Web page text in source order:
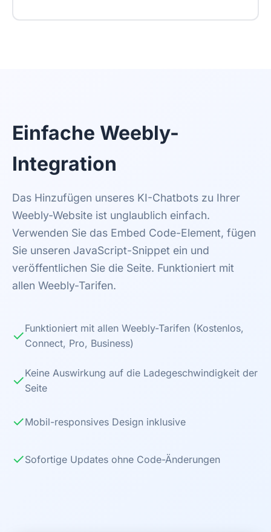
Einfache Weebly-
Integration
Das Hinzufügen unseres KI-Chatbots zu Ihrer
Weebly-Website ist unglaublich einfach.
Verwenden Sie das Embed Code-Element, fügen
Sie unseren JavaScript-Snippet ein und
veröffentlichen Sie die Seite. Funktioniert mit
allen Weebly-Tarifen.
✓Funktioniert mit allen Weebly-Tarifen (Kostenlos,
Connect, Pro, Business)
✓Keine Auswirkung auf die Ladegeschwindigkeit der
Seite
✓Mobil-responsives Design inklusive
✓Sofortige Updates ohne Code-Änderungen